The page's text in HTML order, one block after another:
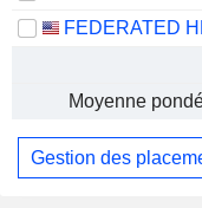
Moyenne
Gestion des